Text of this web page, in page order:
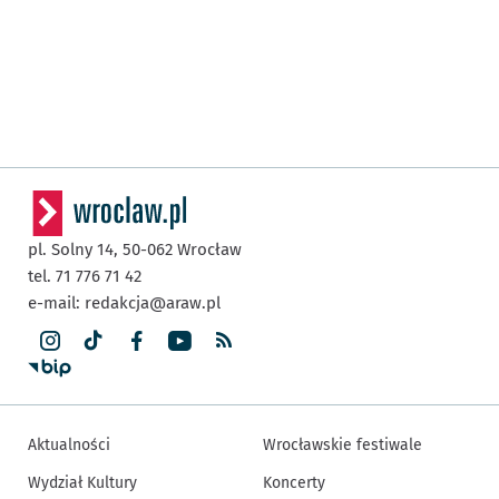
pl. Solny 14, 50-062 Wrocław
tel. 71 776 71 42
e-mail: redakcja@araw.pl
Aktualności
Wydział Kultury
Wrocławskie festiwale
Koncerty